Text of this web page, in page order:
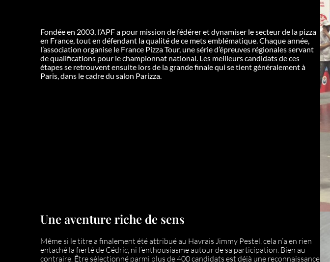
Fondée en 2003, l’APF a pour mission de fédérer et dynamiser le secteur de la pizza
en France, tout en défendant la qualité de ce mets emblématique. Chaque année,
l’association organise le France Pizza Tour, une série d’épreuves régionales servant
de qualifications pour le championnat national. Les meilleurs candidats de ces
étapes se retrouvent ensuite lors de la grande finale qui se tient généralement à
Paris, dans le cadre du salon Parizza.
Une aventure riche de sens
Même si le titre a finalement été attribué au Havrais Jimmy Pestel, cela n’a en rien
entaché la fierté de Cédric, ni l’enthousiasme autour de sa participation. Bien au
contraire. Être sélectionné parmi plus de 400 candidats est déjà une reconnaissance